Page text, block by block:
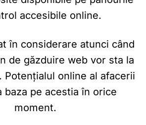
accesibile online.
în considerare atunci când
de găzduire web vor sta la
Potențialul online al afacerii
baza pe acestia în orice
moment.